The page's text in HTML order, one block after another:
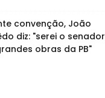
convenção, João
diz: "serei o senador
obras da PB"